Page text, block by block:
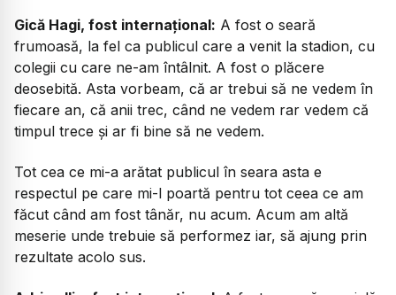
Gică Hagi, fost internațional: A fost o seară
frumoasă, la fel ca publicul care a venit la stadion, cu
colegii cu care ne-am întâlnit. A fost o plăcere
deosebită. Asta vorbeam, că ar trebui să ne vedem în
fiecare an, că anii trec, când ne vedem rar vedem că
timpul trece și ar fi bine să ne vedem.
Tot cea ce mi-a arătat publicul în seara asta e
respectul pe care mi-l poartă pentru tot ceea ce am
făcut când am fost tânăr, nu acum. Acum am altă
meserie unde trebuie să performez iar, să ajung prin
rezultate acolo sus.